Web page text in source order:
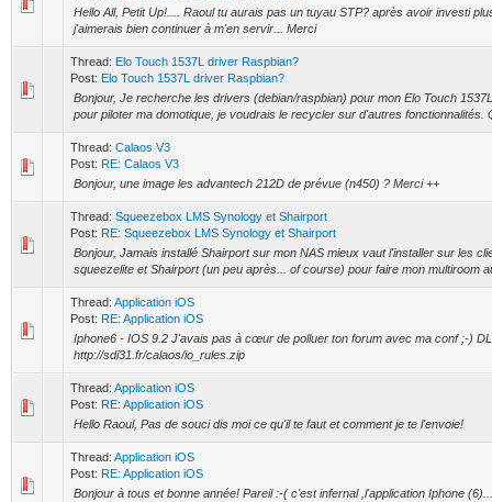
Hello All, Petit Up!.... Raoul tu aurais pas un tuyau STP? après avoir investi
j'aimerais bien continuer à m'en servir... Merci
Thread: Elo Touch 1537L driver Raspbian?
Post: Elo Touch 1537L driver Raspbian?
Bonjour, Je recherche les drivers (debian/raspbian) pour mon Elo Touch
pour piloter ma domotique, je voudrais le recycler sur d'autres fonctionnalités.
Thread: Calaos V3
Post: RE: Calaos V3
Bonjour, une image les advantech 212D de prévue (n450) ? Merci ++
Thread: Squeezebox LMS Synology et Shairport
Post: RE: Squeezebox LMS Synology et Shairport
Bonjour, Jamais installé Shairport sur mon NAS mieux vaut l'installer sur les
squeezelite et Shairport (un peu après... of course) pour faire mon multiroom
Thread: Application iOS
Post: RE: Application iOS
Iphone6 - IOS 9.2 J'avais pas à cœur de polluer ton forum avec ma conf ;-)
http://sdi31.fr/calaos/io_rules.zip
Thread: Application iOS
Post: RE: Application iOS
Hello Raoul, Pas de souci dis moi ce qu'il te faut et comment je te l'envoie!
Thread: Application iOS
Post: RE: Application iOS
Bonjour à tous et bonne année! Pareil :-( c'est infernal ,l'application Iphone